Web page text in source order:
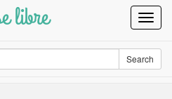
libre
Search